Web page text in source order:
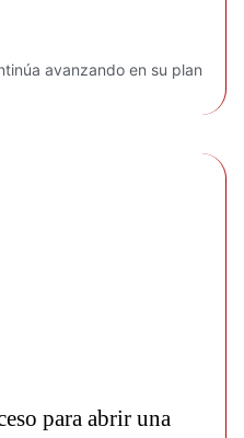
avanzando en su plan
para abrir una